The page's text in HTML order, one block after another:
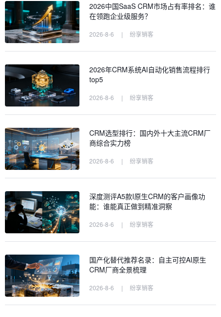
2026中国SaaS CRM市场占有率排名：谁
在领跑企业级服务？
2026-8-6 | 纷享销客
2026年CRM系统AI自动化销售流程排行
top5
2026-8-6 | 纷享销客
CRM选型排行：国内外十大主流CRM厂
商综合实力榜
2026-8-6 | 纷享销客
深度测评A5款I原生CRM的客户画像功
能：谁能真正做到精准洞察
2026-8-6 | 纷享销客
国产化替代推荐名录：自主可控AI原生
CRM厂商全景梳理
2026-8-6 | 纷享销客